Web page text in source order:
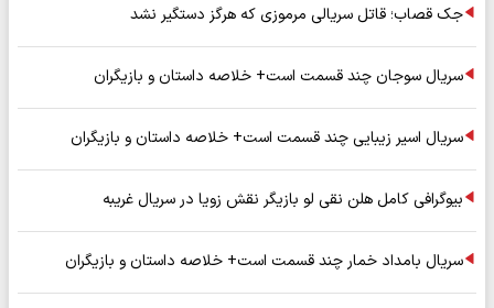
جک قصاب؛ قاتل سریالی مرموزی که هرگز دستگیر نشد
سریال سوجان چند قسمت است+ خلاصه داستان و بازیگران
سریال اسیر زیبایی چند قسمت است+ خلاصه داستان و بازیگران
بیوگرافی کامل هلن نقی لو بازیگر نقش زویا در سریال غریبه
سریال بامداد خمار چند قسمت است+ خلاصه داستان و بازیگران